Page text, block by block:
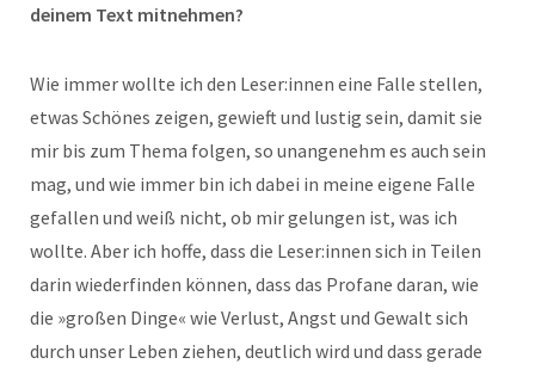
deinem Text mitnehmen?
Wie immer wollte ich den Leser:innen eine Falle stellen,
etwas Schönes zeigen, gewieft und lustig sein, damit sie
mir bis zum Thema folgen, so unangenehm es auch sein
mag, und wie immer bin ich dabei in meine eigene Falle
gefallen und weiß nicht, ob mir gelungen ist, was ich
wollte. Aber ich hoffe, dass die Leser:innen sich in Teilen
darin wiederfinden können, dass das Profane daran, wie
die »großen Dinge« wie Verlust, Angst und Gewalt sich
durch unser Leben ziehen, deutlich wird und dass gerade